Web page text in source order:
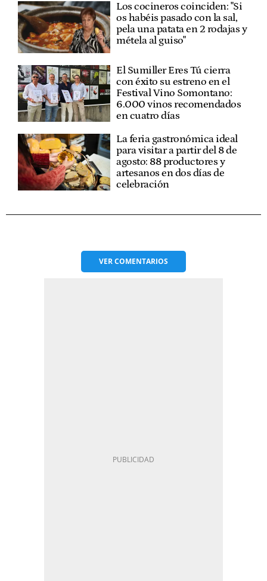
Los cocineros coinciden: "Si
os habéis pasado con la sal,
pela una patata en 2 rodajas y
métela al guiso"
El Sumiller Eres Tú cierra
con éxito su estreno en el
Festival Vino Somontano:
6.000 vinos recomendados
en cuatro días
La feria gastronómica ideal
para visitar a partir del 8 de
agosto: 88 productores y
artesanos en dos días de
celebración
VERCOMENTARIOS